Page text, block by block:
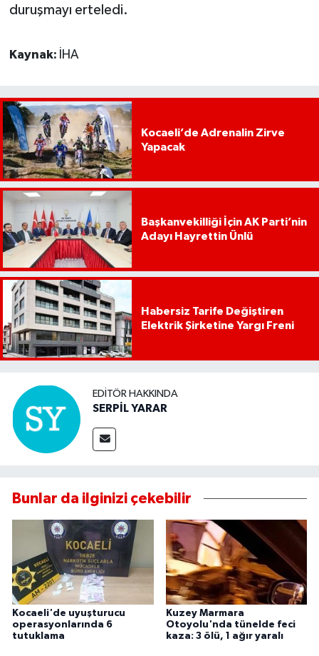
duruşmayı erteledi.
Kaynak: İHA
Kocaeli’de Adrenalin Zirve
Yapacak
Başkanvekilliği İçin AK Parti’nin
Adayı Hayrettin Ünlü
Habersiz Tarife Değiştiren
Elektrik Şirketine Yargı Freni
EDITÖR HAKKINDA
SERPİL YARAR
Bunlar da ilginizi çekebilir
Kocaeli'de uyuşturucu
operasyonlarında 6
tutuklama
Kuzey Marmara
Otoyolu'nda tünelde feci
kaza: 3 ölü, 1 ağır yaralı